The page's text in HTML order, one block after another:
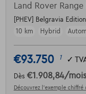
Land Rover
[PHEV] Belgravia
10 km
Hybrid
€93.750 1 ✓
Dès €1.908,84/mois
Découvrez l’exemple